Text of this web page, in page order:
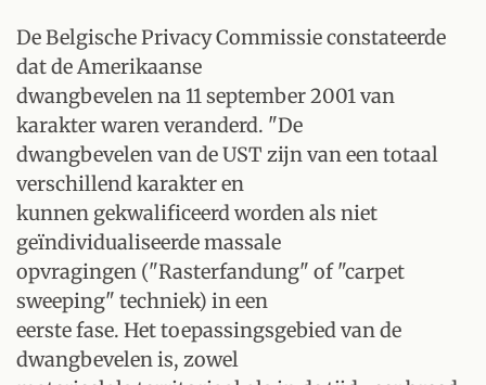
De Belgische Privacy Commissie constateerde
dat de Amerikaanse
dwangbevelen na 11 september 2001 van
karakter waren veranderd. "De
dwangbevelen van de UST zijn van een totaal
verschillend karakter en
kunnen gekwalificeerd worden als niet
geïndividualiseerde massale
opvragingen ("Rasterfandung" of "carpet
sweeping" techniek) in een
eerste fase. Het toepassingsgebied van de
dwangbevelen is, zowel